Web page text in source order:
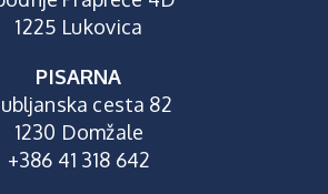
1225 Lukovica
PISARNA
cesta 82
1230 Domžale
+386 41 318 642